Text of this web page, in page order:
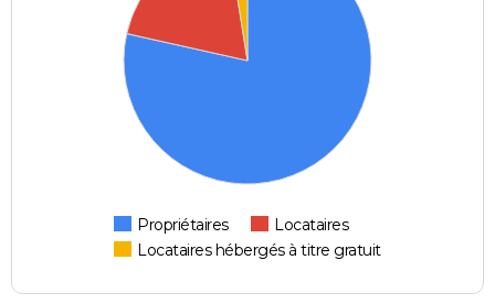
Propriétaires
Locataires
Locataires hébergés à titre gratuit